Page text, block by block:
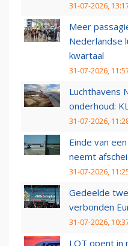
31-07-2026,
Meer
Nederlandse
kwartaal
31-07-2026,
Luchthavens
onderhoud:
31-07-2026,
Einde van
neemt
31-07-2026,
Gedeelde
verbonden
31-07-2026,
LOT opent in